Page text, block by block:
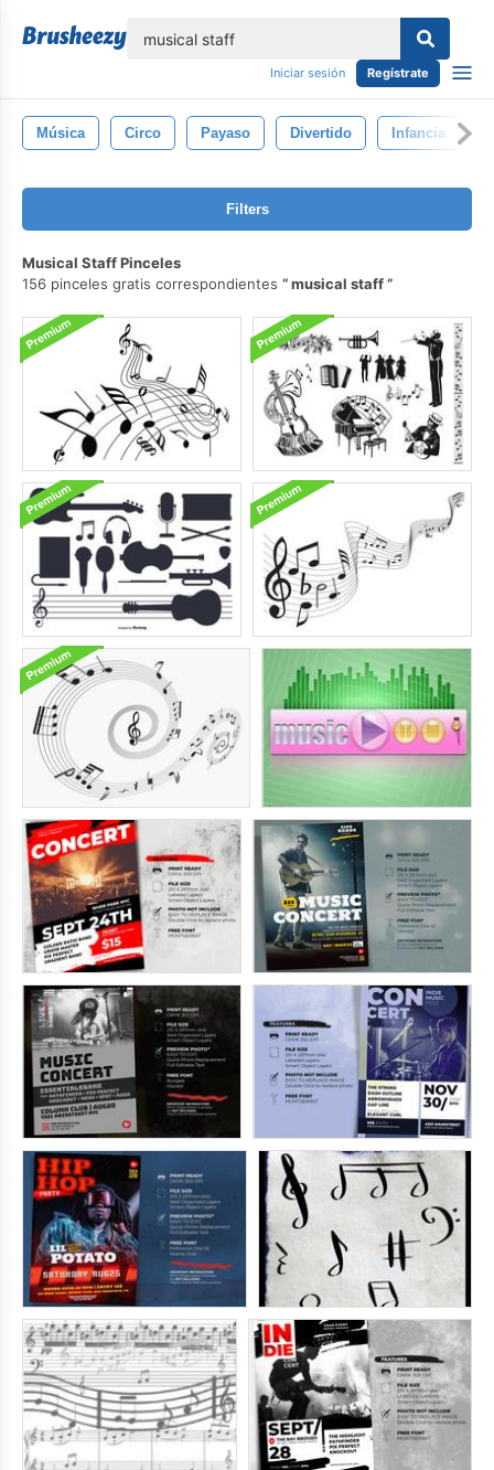
Iniciar sesión Regístrate
Música Circo Payaso Divertido Infancia
Filters
Musical Staff Pinceles
156 pinceles gratis correspondientes
musical staff